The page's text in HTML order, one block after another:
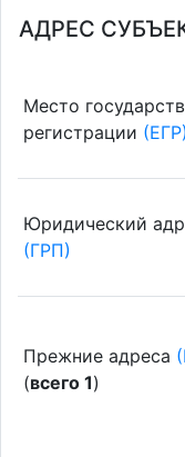
АДРЕС
Место
регистрации (ЕГР)
Юридический
(ГРП)
Прежние адреса
(всего 1)